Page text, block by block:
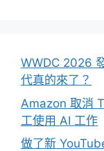
WWDC 2026
代真的來了？
Amazon 取消
工使用 AI 工作
做了新